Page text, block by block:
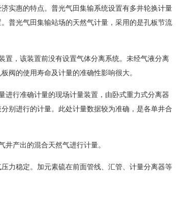
惠的特点。普光气田集输系统设置有多井轮换计量
普光气田集输站场的天然气计量，采用的是孔板节流
，该装置前没有设置气体分离系统。未经气液分离
阀的使用寿命及计量的准确性影响很大。
行准确计量的现场计量装置，由卧式重力式分离器
别进行的计量。此处计量数据较为准确，是各单井合
产出的混合天然气进行计量。
稳定。加元素硫在前面管线、汇管、计量分离器等